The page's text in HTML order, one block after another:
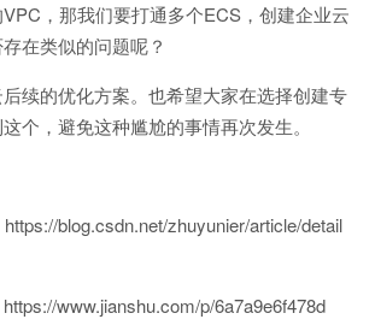
，那我们要打通多个ECS，创建企业云
在类似的问题呢？
续的优化方案。也希望大家在选择创建专
个，避免这种尴尬的事情再次发生。
blog.csdn.net/zhuyunier/article/detail
www.jianshu.com/p/6a7a9e6f478d